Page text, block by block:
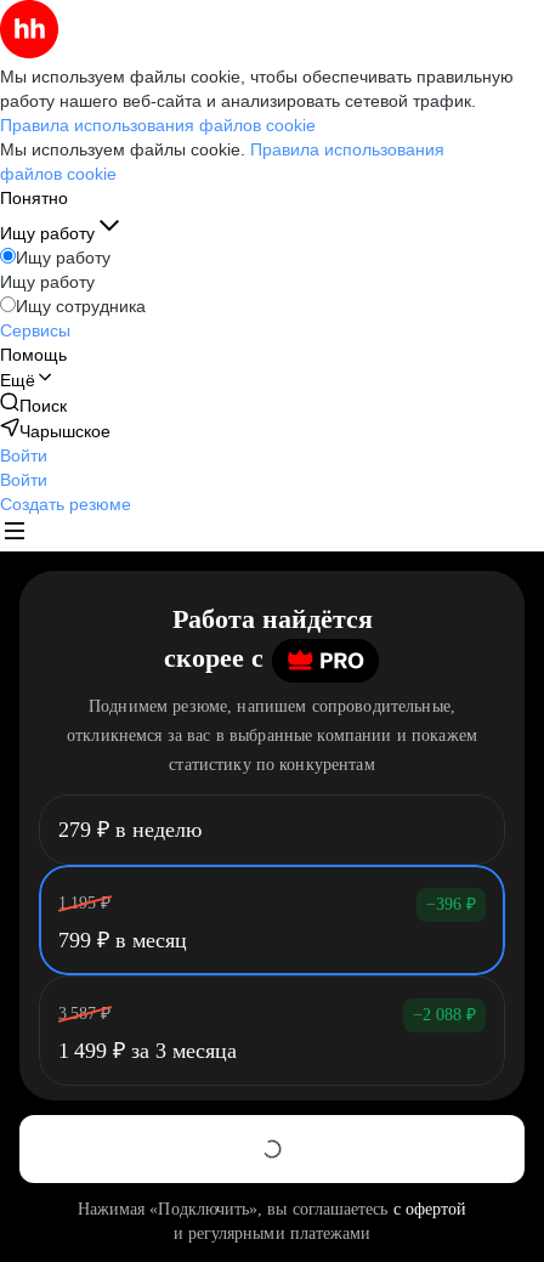
Мы используем файлы cookie, чтобы обеспечивать правильную
работу нашего веб-сайта и анализировать сетевой трафик.
Правила использования файлов cookie
Мы используем файлы cookie. Правила использования
файлов cookie
Понятно
Ищу работу
Ищу работу
Ищу работу
Ищу сотрудника
Сервисы
Помощь
Ещё
Поиск
Чарышское
Войти
Войти
Создать резюме
Работа найдётся
скорее c
Поднимем резюме, напишем сопроводительные,
откликнемся за вас в выбранные компании и покажем
статистику по конкурентам
279 ₽ в неделю
1 195 ₽ −396 ₽
799 ₽ в месяц
3 587 ₽ −2 088 ₽
1 499 ₽ за 3 месяца
Нажимая «Подключить», вы соглашаетесь с офертой
и регулярными платежами